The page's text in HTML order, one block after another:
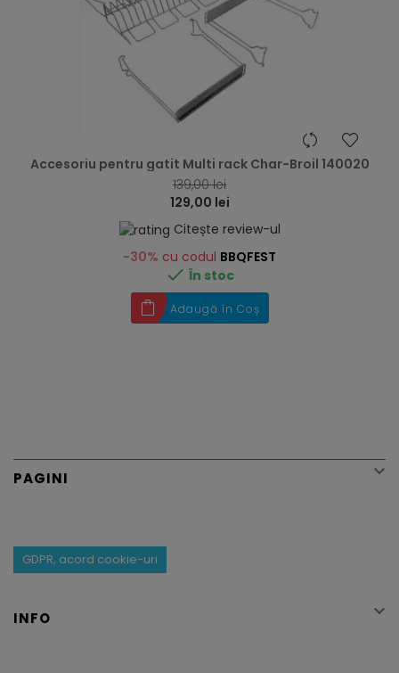
Accesoriu pentru gatit Multi rack Char-Broil 140020
139,00 lei
129,00 lei
Citește review-ul
-30% cu codul BBQFEST
 În stoc
Adaugă în Coș
PAGINI 
GDPR, acord cookie-uri
INFO 